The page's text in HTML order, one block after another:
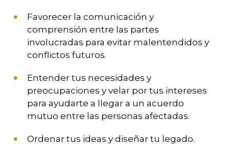
Favorecer la comunicación y
comprensión entre las partes
involucradas para evitar malentendidos y
conflictos futuros.
Entender tus necesidades y
preocupaciones y velar por tus intereses
para ayudarte a llegar a un acuerdo
mutuo entre las personas afectadas.
Ordenar tus ideas y diseñar tu legado.